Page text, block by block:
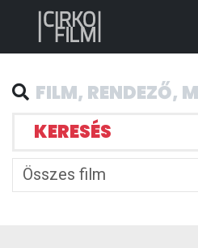
KERESÉS
Összes film